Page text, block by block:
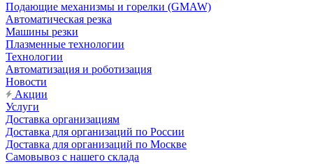
Подающие механизмы и горелки (GMAW)
Автоматическая резка
Машины резки
Плазменные технологии
Технологии
Автоматизация и роботизация
Новости
Акции
Услуги
Доставка организациям
Доставка для организаций по России
Доставка для организаций по Москве
Самовывоз с нашего склада